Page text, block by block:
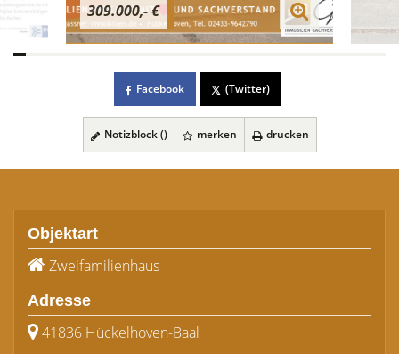
309.000,- €
Facebook (Twitter)
Notizblock () merken drucken
Objektart
Zweifamilienhaus
Adresse
41836 Hückelhoven-Baal